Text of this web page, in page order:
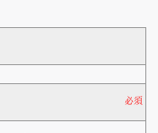
必須